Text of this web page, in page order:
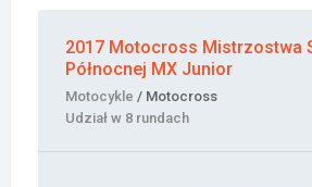
2017 Motocross Mistrzostwa
Północnej MX Junior
Motocykle / Motocross
Udział w 8 rundach